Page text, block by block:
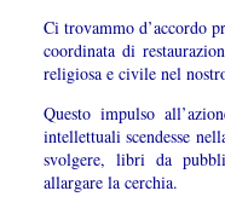
Ci trovammo d’accordo
coordinata di
religiosa e civile nel
Questo impulso
intellettuali scendesse
svolgere, libri da
allargare la cerchia.